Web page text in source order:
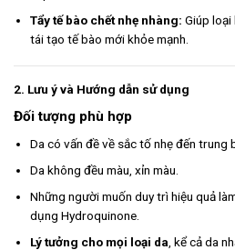
Tẩy tế bào chết nhẹ nhàng: Giúp loại
tái tạo tế bào mới khỏe mạnh.
2. Lưu ý và Hướng dẫn sử dụng
Đối tượng phù hợp
Da có vấn đề về sắc tố nhẹ đến trung
Da không đều màu, xỉn màu.
Những người muốn duy trì hiệu quả
dụng Hydroquinone.
Lý tưởng cho mọi loại da , kể cả da